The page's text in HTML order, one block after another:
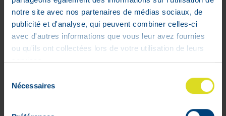
notre site avec nos partenaires de médias sociaux, de
publicité et d'analyse, qui peuvent combiner celles-ci
avec d'autres informations que vous leur avez fournies
ou qu'ils ont collectées lors de votre utilisation de leurs
services.
Nécessaires
Paiements sécurisés
Cookies
Litige
Parrainage
VPharma